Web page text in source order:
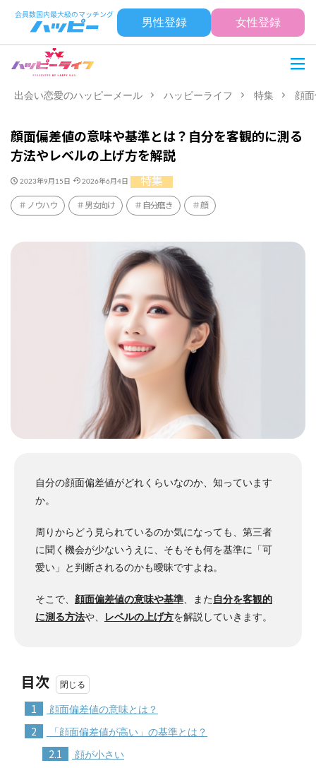
男性登録 女性登録
出会い恋愛のハッピーメール ハッピーライフ 特集 顔
顔面偏差値の意味や基準とは？自分を客観的に測る
方法やレベルの上げ方を解説
2023年9月15日 2026年6月4日 特集
ノウハウ 男女向け 自分磨き 顔
自分の顔面偏差値がどれくらいなのか、知っています
か。
周りからどう見られているのか気になっても、第三者
に聞く機会が少ないうえに、そもそも何を基準に「可
愛い」と判断されるのかも曖昧ですよね。
そこで、 顔面偏差値の意味や基準 、また 自分を客観的
に測る方法や、 レベルの上げ方を解説していきます。
目次
1 顔面偏差値の意味とは？
2 「顔面偏差値が高い」の基準とは？
2.1 顔が小さい